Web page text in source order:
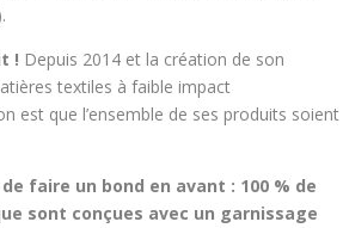
! Depuis 2014 et la création de son
textiles à faible impact
est que l’ensemble de ses produits soient
faire un bond en avant : 100 % de
sont conçues avec un garnissage